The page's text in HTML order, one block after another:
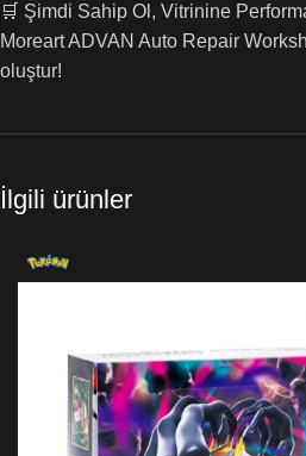
🛒 Şimdi Sahip Ol, Vitrinine
Moreart ADVAN Auto Repair
oluştur!
İlgili ürünler